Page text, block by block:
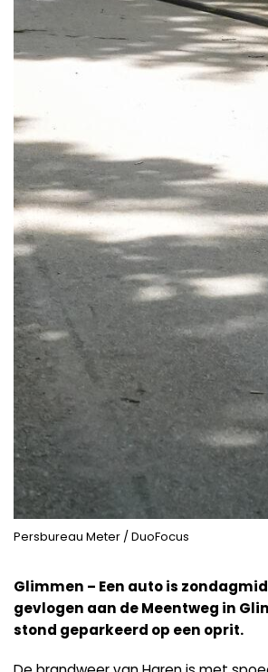
Persbureau Meter / DuoFocus
Glimmen – Een auto is
gevlogen aan de Meentweg in
stond geparkeerd op een oprit.